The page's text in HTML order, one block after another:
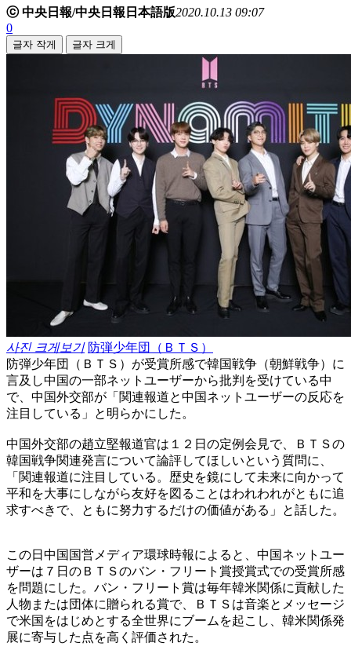
ⓒ 中央日報/中央日報日本語版2020.10.13 09:07
0
글자 작게 글자 크게
사진 크게보기 防弾少年団（ＢＴＳ）
防弾少年団（ＢＴＳ）が受賞所感で韓国戦争（朝鮮戦争）に
言及し中国の一部ネットユーザーから批判を受けている中
で、中国外交部が「関連報道と中国ネットユーザーの反応を
注目している」と明らかにした。
中国外交部の趙立堅報道官は１２日の定例会見で、ＢＴＳの
韓国戦争関連発言について論評してほしいという質問に、
「関連報道に注目している。歴史を鏡にして未来に向かって
平和を大事にしながら友好を図ることはわれわれがともに追
求すべきで、ともに努力するだけの価値がある」と話した。
この日中国国営メディア環球時報によると、中国ネットユー
ザーは７日のＢＴＳのバン・フリート賞授賞式での受賞所感
を問題にした。バン・フリート賞は毎年韓米関係に貢献した
人物または団体に贈られる賞で、ＢＴＳは音楽とメッセージ
で米国をはじめとする全世界にブームを起こし、韓米関係発
展に寄与した点を高く評価された。